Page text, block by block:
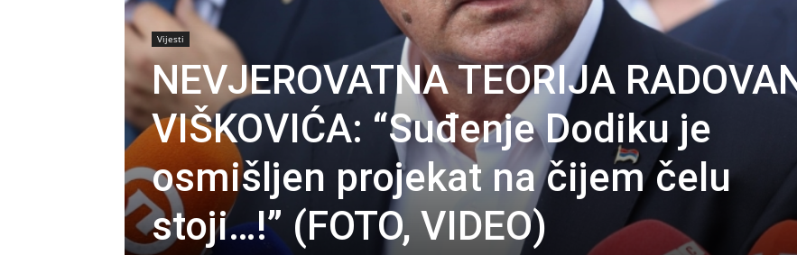
Vijesti
NEVJEROVATNA TEORIJA
VIŠKOVIĆA: “Suđenje Dodiku je
osmišljen projekat na čijem čelu
stoji…!” (FOTO, VIDEO)